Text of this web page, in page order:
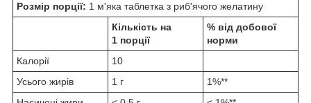
Розмір порції: 1 м'яка таблетка з риб'ячого желатину
Кількість на
1 порції
% від добової
норми
Калорії
10
Усього жирів
1 г
1%**